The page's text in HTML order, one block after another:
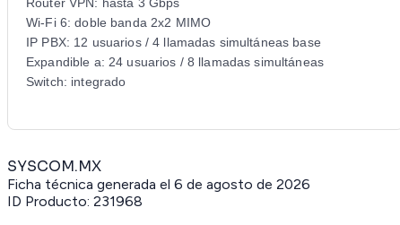
Wi-Fi 6: doble banda 2x2 MIMO
IP PBX: 12 usuarios / 4 llamadas simultáneas base
Expandible a: 24 usuarios / 8 llamadas simultáneas
Switch: integrado
SYSCOM.MX
Ficha técnica generada el 6 de agosto de 2026
ID Producto: 231968